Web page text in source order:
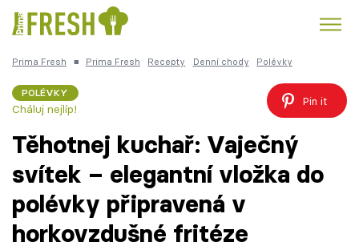
Česká kuchyně
Témata
Prima Fresh ■ Prima Fresh Recepty Denní chody Polévky
POLÉVKY
Cháluj nejlíp!
Pin it
Těhotnej kuchař: Vaječný
svítek – elegantní vložka do
polévky připravená v
horkovzdušné fritéze